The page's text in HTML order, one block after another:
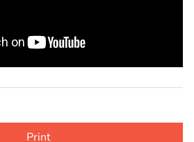
Print